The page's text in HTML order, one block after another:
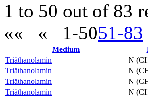
1 to 50 out of 83
««
« 1-5051-83
Medium
Triäthanolamin
N
Triäthanolamin
N
Triäthanolamin
N
Triäthanolamin
N